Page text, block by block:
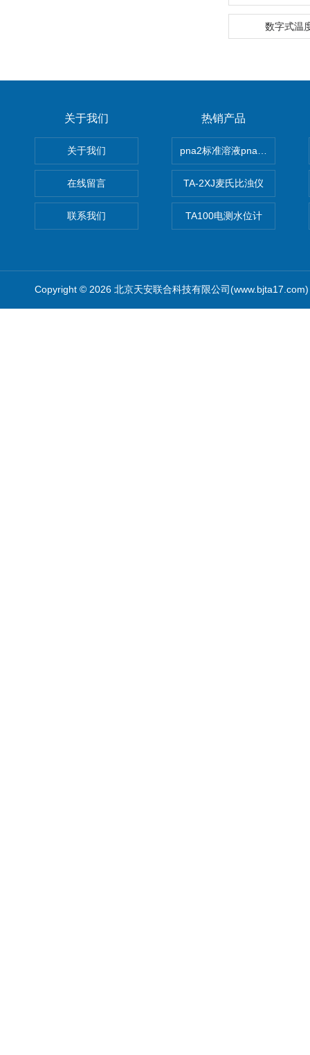
数字式温
关于我们
关于我们
在线留言
联系我们
热销产品
pna2标准溶液pna3 pna4
TA-2XJ麦氏比浊仪
TA100电测水位计
Copyright © 2026 北京天安联合科技有限公司